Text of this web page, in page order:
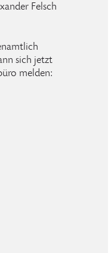
Felsch
sich jetzt
melden: